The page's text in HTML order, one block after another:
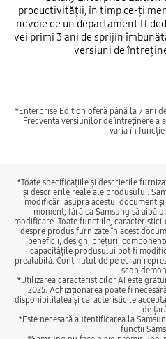
productivității, în timp ce-ți
nevoie de un departament IT
vei primi 3 ani de sprijin
versiuni de
*Enterprise Edition oferă până la 7 ani
Frecvența versiunilor de întreținere a
varia în
*Toate specificațiile și descrierile
și descrierile reale ale produsului.
modificări asupra acestui document
moment, fără ca Samsung să aibă
modificare. Toate funcțiile,
despre produs furnizate în acest
beneficii, design, prețuri,
capacitățile produsului pot fi
prealabilă. Conținutul de pe ecran
scop
*Utilizarea caracteristicilor AI este
2025. Achiziționarea poate fi
disponibilitatea și caracteristicile
de
*Este necesară autentificarea la
funcții